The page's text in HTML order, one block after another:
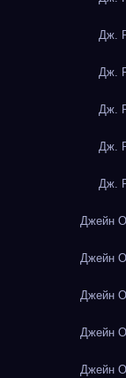
Дж.
Дж.
Дж.
Дж.
Дж.
Джейн
Джейн
Джейн
Джейн
Джейн